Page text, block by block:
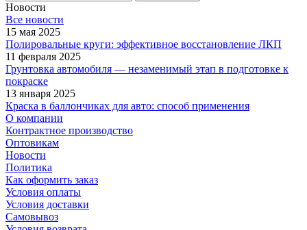
Новости
Все новости
15 мая 2025
Полировальные круги: эффективное восстановление ЛКП
11 февраля 2025
Грунтовка автомобиля — незаменимый этап в подготовке к
покраске
13 января 2025
Краска в баллончиках для авто: способ применения
О компании
Контрактное производство
Оптовикам
Новости
Политика
Как оформить заказ
Условия оплаты
Условия доставки
Самовывоз